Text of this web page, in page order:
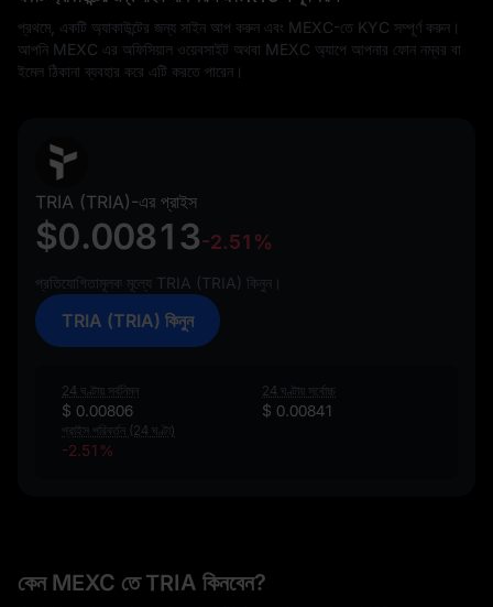
প্রথমে, একটি অ্যাকাউন্টের জন্য সাইন আপ করুন এবং MEXC-তে KYC সম্পূর্ণ করুন।
আপনি MEXC এর অফিসিয়াল ওয়েবসাইট অথবা MEXC অ্যাপে আপনার ফোন নম্বর বা
ইমেল ঠিকানা ব্যবহার করে এটি করতে পারেন।
TRIA (TRIA)-এর প্রাইস
$0.00813-2.51%
প্রতিযোগিতামূলক মূল্যে TRIA (TRIA) কিনুন।
TRIA (TRIA) কিনুন
24 ঘণ্টায় সর্বনিম্ন
$ 0.00806
24 ঘণ্টায় সর্বোচ্চ
$ 0.00841
প্রাইস পরিবর্তন (24 ঘণ্টা)
-2.51%
কেন MEXC তে TRIA কিনবেন?